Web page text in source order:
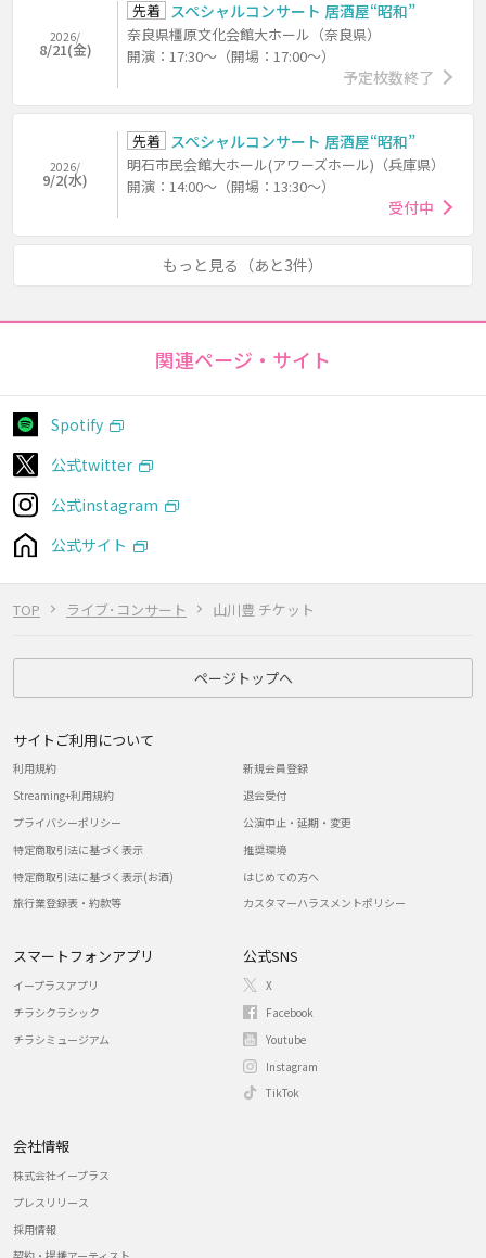
TOP ライブ･コンサート 山川豊 チケット
2026/
8/21(金)
先着 スペシャルコンサート 居酒屋“昭和”
奈良県橿原文化会館大ホール（奈良県）
開演：17:30～（開場：17:00～）
予定枚数終了
2026/
9/2(水)
先着 スペシャルコンサート 居酒屋“昭和”
明石市民会館大ホール(アワーズホール)（兵庫県）
開演：14:00～（開場：13:30～）
受付中
もっと見る（あと3件）
関連ページ・サイト
Spotify
公式twitter
公式instagram
公式サイト
ページトップへ
サイトご利用について
利用規約
Streaming+利用規約
プライバシーポリシー
特定商取引法に基づく表示
特定商取引法に基づく表示(お酒)
旅行業登録表・約款等
新規会員登録
退会受付
公演中止・延期・変更
推奨環境
はじめての方へ
カスタマーハラスメントポリシー
スマートフォンアプリ
イープラスアプリ
チラシクラシック
チラシミュージアム
公式SNS
X
Facebook
Youtube
Instagram
TikTok
会社情報
株式会社イープラス
プレスリリース
採用情報